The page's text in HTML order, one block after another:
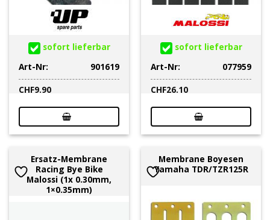
sofort lieferbar
Art-Nr:
901619
CHF9.90
sofort lieferbar
Art-Nr:
077959
CHF26.10
Ersatz-Membrane
Racing Bye Bike
Malossi (1x 0.30mm,
1×0.35mm)
Membrane Boyesen
Yamaha TDR/TZR125R